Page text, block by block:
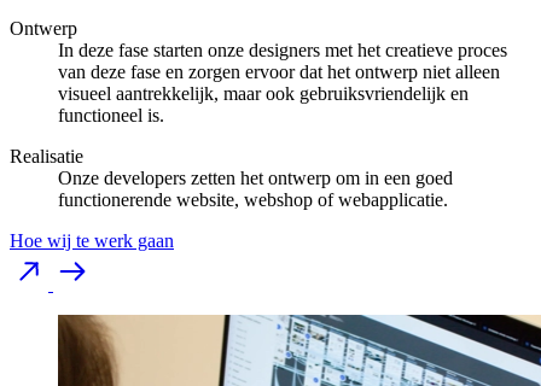
Ontwerp
In deze fase starten onze designers met het creatieve proces
van deze fase en zorgen ervoor dat het ontwerp niet alleen
visueel aantrekkelijk, maar ook gebruiksvriendelijk en
functioneel is.
Realisatie
Onze developers zetten het ontwerp om in een goed
functionerende website, webshop of webapplicatie.
Hoe wij te werk gaan